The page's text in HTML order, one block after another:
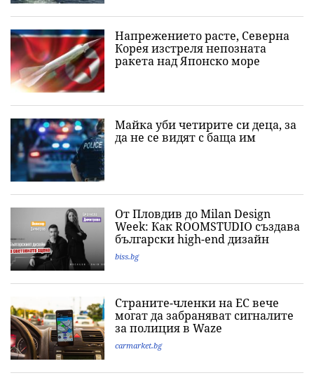
Напрежението расте, Северна
Корея изстреля непозната
ракета над Японско море
Майка уби четирите си деца, за
да не се видят с баща им
От Пловдив до Milan Design
Week: Как ROOMSTUDIO създава
български high-end дизайн
biss.bg
Страните-членки на ЕС вече
могат да забраняват сигналите
за полиция в Waze
carmarket.bg